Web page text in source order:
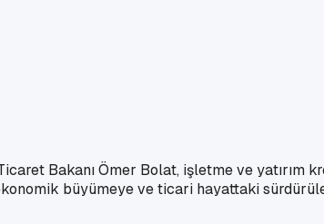
Bakanı Ömer Bolat, işletme ve yatırım
büyümeye ve ticari hayattaki